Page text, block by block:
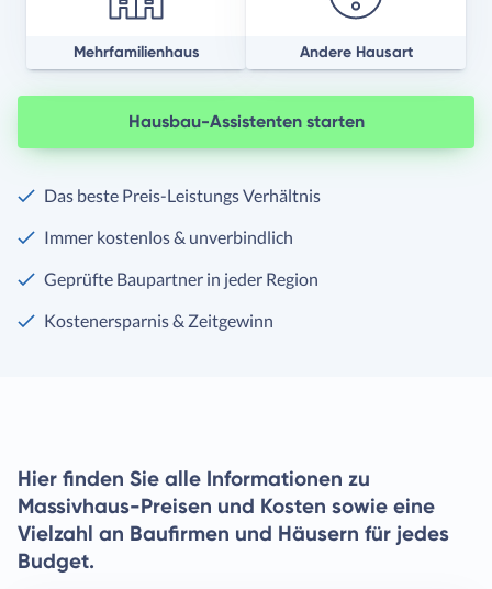
Mehrfamilienhaus Andere Hausart
Hausbau-Assistenten starten
Das beste Preis-Leistungs Verhältnis
Immer kostenlos & unverbindlich
Geprüfte Baupartner in jeder Region
Kostenersparnis & Zeitgewinn
Hier finden Sie alle Informationen zu
Massivhaus-Preisen und Kosten sowie eine
Vielzahl an Baufirmen und Häusern für jedes
Budget.